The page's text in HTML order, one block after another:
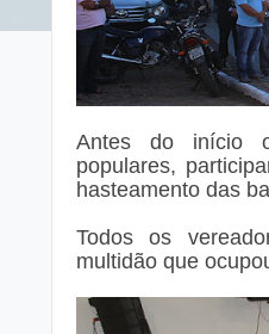
Antes do início
populares,
hasteamento das
Todos os
multidão que